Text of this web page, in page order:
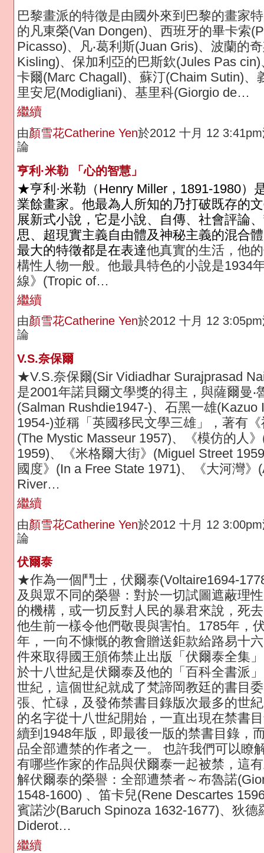
巴黎畫派的特徵是由國外來到巴黎的畫家
的凡東榮(Van Dongen)、西班牙的畢卡索
Picasso)、凡‧葛利斯(Juan Gris)、波蘭的
Kisling)、保加利亞的巴斯欽(Jules Pas
卡爾(Marc Chagall)、蘇汀(Chaim Sutin)、
里安尼(Modigliani)、基里科(Giorgio de…
繼續
由顏雪花Catherine Yen於2012 十月 12
論
亨利·米勒 「心的智慧」
★亨利·米勒（Henry Miller， 1891-1980）
業餘畫家。他最為人所知的乃打破既存的
展新式小說，它是小說、自傳、社會評論
思、超現實主義自由體及神秘主義的混合
最大的特徵都是在表達他真實的生活，他
構性人物一般。他最具特色的小說是1934
線》(Tropic of…
繼續
由顏雪花Catherine Yen於2012 十月 12
論
V.S.奈保爾
★V.S.奈保爾(Sir Vidiadhar Surajprasad
是2001年諾貝爾文學獎的得主，與薩爾曼‧
(Salman Rushdie1947-)、石黑一雄(Kazuo
1954-)並稱「英國移民文學三雄」，著有
(The Mystic Masseur 1957)、《模仿的人
1959)、《米格爾大街》(Miguel Street
國度》(In a Free State 1971)、《大河灣》
River…
繼續
由顏雪花Catherine Yen於2012 十月 12
論
伏爾泰
★作為一個鬥士，伏爾泰(Voltaire1694-
及與眾不同的榮譽：對於一切試圖遮蔽理
的機構，或一切反對人民的暴君來說，死
他生前一樣令他們敬畏與害怕。1785年，
年，一向不慷慨的教會贈送鉅款給路易十
件來取得國王頒佈禁止出版「伏爾泰全集
於十八世紀是伏爾泰及他的「百科全書派
世紀，這個世紀就成了梵諦岡教廷的書目
張、忙碌，及發佈禁書目錄版次最多的世
的名字從十八世紀開始，一直出現在禁書
續到1948年版，即最後一版的禁書目錄，
品全部遭禁的作者之一。 也許我們可以瞭
有哪些作家的作品與伏爾泰一起被禁，這
解伏爾泰的榮譽：全部遭禁者～布魯諾
1548-1600) 、笛卡兒(Rene Descartes
賓諾沙(Baruch Spinoza 1632-1677)、狄德
Diderot…
繼續